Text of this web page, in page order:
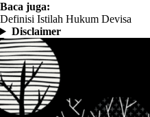
Baca juga:
Definisi Istilah Hukum Devisa
Disclaimer